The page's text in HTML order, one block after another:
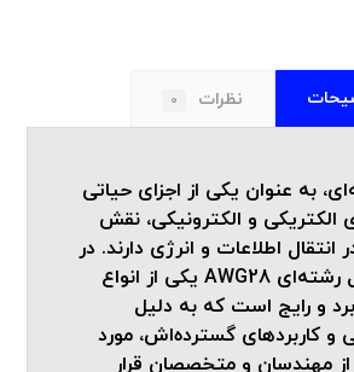
نظرات 0
به عنوان یکی از اجزای حیاتی
و الکترونیکی، نقش
اطلاعات و انرژی دارند. در
این میان، کابل رشته‌ای AWG28 یکی از انواع
و رایج است که به دلیل
و کاربردهای گسترده‌اش، مورد
مهندسان و متخصصان قرار